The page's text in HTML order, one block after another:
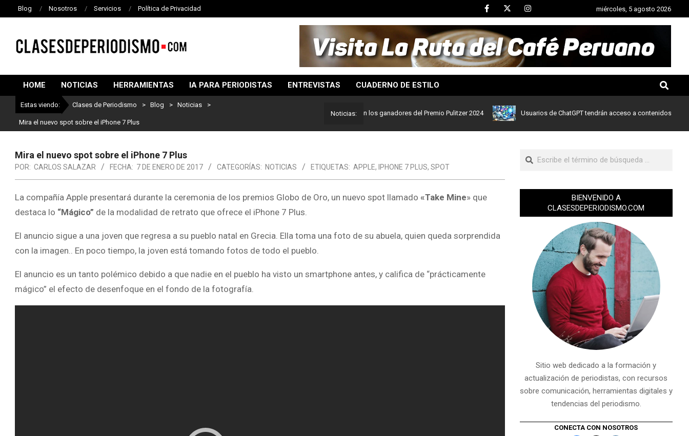
Blog Nosotros Servicios Política de Privacidad miércoles, 5 agosto 2026
DE
PERIODISMO
HOME NOTICIAS HERRAMIENTAS IA PARA PERIODISTAS ENTREVISTAS CUADERNO DE ESTILO
Estas viendo: Clases de Periodismo > Blog > Noticias >
Mira el nuevo spot sobre el iPhone 7 Plus
Noticias:
Lo mejor del periodismo: Estos son los ganadores del Premio Pulitzer 2024 Usuarios de ChatGPT tendrán acceso a contenidos de noticias
Mira el nuevo spot sobre el iPhone 7 Plus
POR: CARLOS SALAZAR FECHA: 7 DE ENERO DE 2017 CATEGORÍAS: NOTICIAS ETIQUETAS: APPLE, IPHONE 7 PLUS, SPOT
La compañía Apple presentará durante la ceremonia de los premios Globo de Oro, un nuevo spot llamado «Take Mine» que
destaca lo “Mágico” de la modalidad de retrato que ofrece el iPhone 7 Plus.
El anuncio sigue a una joven que regresa a su pueblo natal en Grecia. Ella toma una foto de su abuela, quien queda sorprendida
con la imagen.. En poco tiempo, la joven está tomando fotos de todo el pueblo.
El anuncio es un tanto polémico debido a que nadie en el pueblo ha visto un smartphone antes, y califica de “prácticamente
mágico” el efecto de desenfoque en el fondo de la fotografía.
BIENVENIDO A
CLASESDEPERIODISMO.COM
Sitio web dedicado a la formación y
actualización de periodistas, con recursos
sobre comunicación, herramientas digitales y
tendencias del periodismo.
CONECTA CON NOSOTROS